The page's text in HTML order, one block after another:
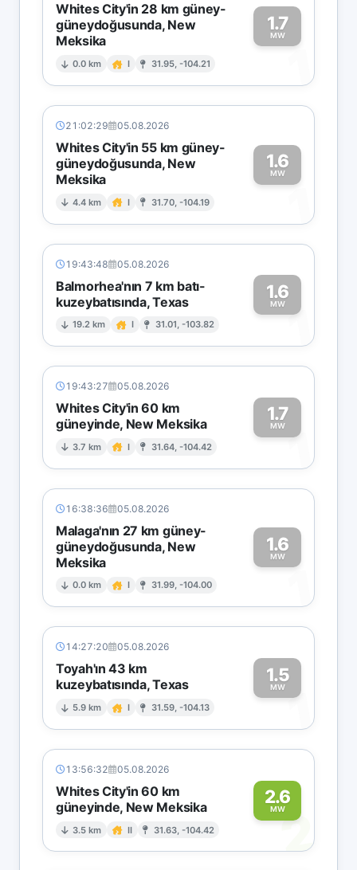
Whites City'in 28 km güney-
güneydoğusunda, New
Meksika
0.0 km I 31.95, -104.21
1.7
MW
1
21:02:29 05.08.2026
Whites City'in 55 km güney-
güneydoğusunda, New
Meksika
4.4 km I 31.70, -104.19
1.6
MW
1
19:43:48 05.08.2026
Balmorhea'nın 7 km batı-
kuzeybatısında, Texas
19.2 km I 31.01, -103.82
1.6
MW1
19:43:27 05.08.2026
Whites City'in 60 km
güneyinde, New Meksika
3.7 km I 31.64, -104.42
1.7
MW1
16:38:36 05.08.2026
Malaga'nın 27 km güney-
güneydoğusunda, New
Meksika
0.0 km I 31.99, -104.00
1.6
MW
1
14:27:20 05.08.2026
Toyah'ın 43 km
kuzeybatısında, Texas
5.9 km I 31.59, -104.13
1.5
MW1
13:56:32 05.08.2026
Whites City'in 60 km
güneyinde, New Meksika
3.5 km II 31.63, -104.42
2.6
MW2